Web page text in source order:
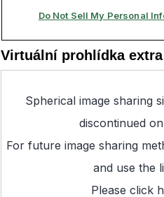
Virtuální prohlídka extra